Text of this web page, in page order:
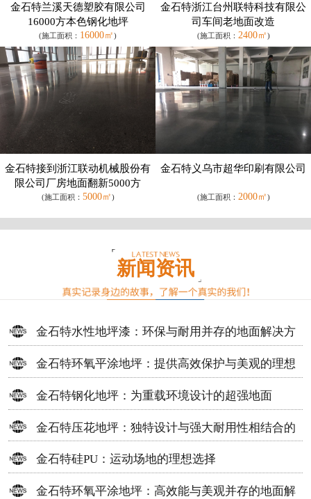
金石特兰溪天德塑胶有限公司
16000方本色钢化地坪
(施工面积： 16000㎡)
金石特浙江台州联特科技有限公
司车间老地面改造
(施工面积： 2400㎡)
金石特接到浙江联动机械股份有
限公司厂房地面翻新5000方
(施工面积： 5000㎡)
金石特义乌市超华印刷有限公司
(施工面积： 2000㎡)
新闻资讯
金石特水性地坪漆：环保与耐用并存的地面解决方
案
金石特环氧平涂地坪：提供高效保护与美观的理想
选择
金石特钢化地坪：为重载环境设计的超强地面
金石特压花地坪：独特设计与强大耐用性相结合的
地面材料
金石特硅PU：运动场地的理想选择
金石特环氧平涂地坪：高效能与美观并存的地面解